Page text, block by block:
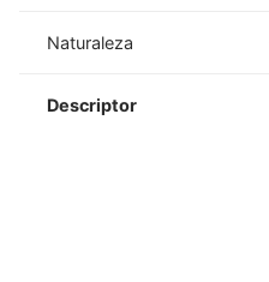
Naturaleza
Descriptor